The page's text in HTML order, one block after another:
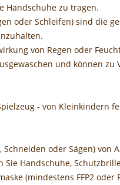
Handschuhe zu tragen.
oder Schleifen) sind die
von Regen oder
und können zu
- von Kleinkindern
oder Sägen) von
Handschuhe,
(mindestens FFP2 oder